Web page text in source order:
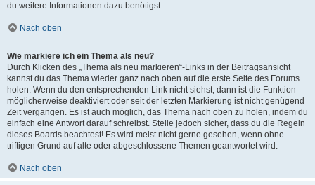
du weitere Informationen dazu benötigst.
Nach oben
Wie markiere ich ein Thema als neu?
Durch Klicken des „Thema als neu markieren“-Links in der Beitragsansicht
kannst du das Thema wieder ganz nach oben auf die erste Seite des Forums
holen. Wenn du den entsprechenden Link nicht siehst, dann ist die Funktion
möglicherweise deaktiviert oder seit der letzten Markierung ist nicht genügend
Zeit vergangen. Es ist auch möglich, das Thema nach oben zu holen, indem du
einfach eine Antwort darauf schreibst. Stelle jedoch sicher, dass du die Regeln
dieses Boards beachtest! Es wird meist nicht gerne gesehen, wenn ohne
triftigen Grund auf alte oder abgeschlossene Themen geantwortet wird.
Nach oben